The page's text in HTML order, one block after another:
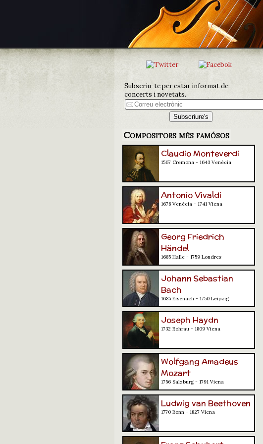
Subscriu-te per estar informat de
concerts i novetats.
Compositors més famósos
Claudio Monteverdi
1567 Cremona - 1643 Venècia
Antonio Vivaldi
1678 Venècia - 1741 Viena
Georg Friedrich
Händel
1685 Halle - 1759 Londres
Johann Sebastian
Bach
1685 Eisenach - 1750 Leipzig
Joseph Haydn
1732 Rohrau - 1809 Viena
Wolfgang Amadeus
Mozart
1756 Salzburg - 1791 Viena
Ludwig van Beethoven
1770 Bonn - 1827 Viena